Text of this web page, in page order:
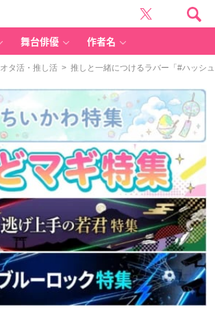
舞台俳優 作者名
オタ活・推し活 > 推しと一緒につけるラバー「#ハッシ